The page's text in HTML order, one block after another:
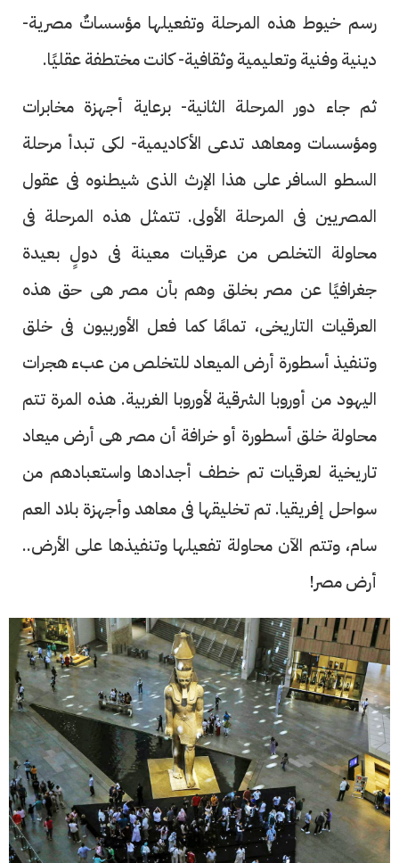
رسم خيوط هذه المرحلة وتفعيلها مؤسساتٌ مصرية-
دينية وفنية وتعليمية وثقافية- كانت مختطفة عقليًا.
ثم جاء دور المرحلة الثانية- برعاية أجهزة مخابرات
ومؤسسات ومعاهد تدعى الأكاديمية- لكى تبدأ مرحلة
السطو السافر على هذا الإرث الذى شيطنوه فى عقول
المصريين فى المرحلة الأولى. تتمثل هذه المرحلة فى
محاولة التخلص من عرقيات معينة فى دولٍ بعيدة
جغرافيًا عن مصر بخلق وهم بأن مصر هى حق هذه
العرقيات التاريخى، تمامًا كما فعل الأوربيون فى خلق
وتنفيذ أسطورة أرض الميعاد للتخلص من عبء هجرات
اليهود من أوروبا الشرقية لأوروبا الغربية. هذه المرة تتم
محاولة خلق أسطورة أو خرافة أن مصر هى أرض ميعاد
تاريخية لعرقيات تم خطف أجدادها واستعبادهم من
سواحل إفريقيا. تم تخليقها فى معاهد وأجهزة بلاد العم
سام، وتتم الآن محاولة تفعيلها وتنفيذها على الأرض..
أرض مصر!